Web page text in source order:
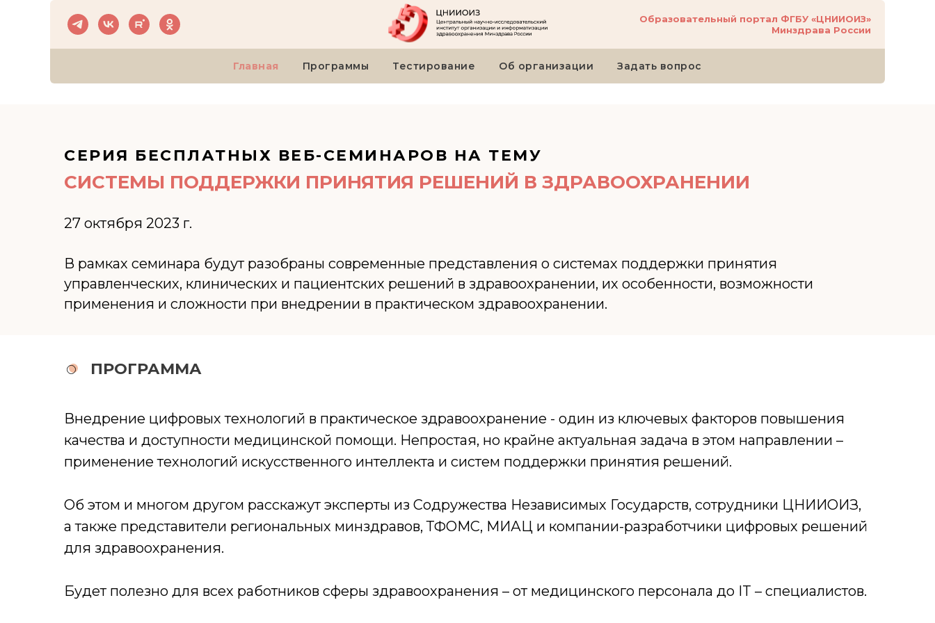
Образовательный портал ФГБУ «ЦНИИОИЗ»
Минздрава России
Главная Программы Тестирование Об организации Задать вопрос
СЕРИЯ БЕСПЛАТНЫХ ВЕБ-СЕМИНАРОВ НА ТЕМУ
СИСТЕМЫ ПОДДЕРЖКИ ПРИНЯТИЯ РЕШЕНИЙ В ЗДРАВООХРАНЕНИИ
27 октября 2023 г.
В рамках семинара будут разобраны современные представления о системах поддержки принятия
управленческих, клинических и пациентских решений в здравоохранении, их особенности, возможности
применения и сложности при внедрении в практическом здравоохранении.
ПРОГРАММА
Внедрение цифровых технологий в практическое здравоохранение - один из ключевых факторов повышения
качества и доступности медицинской помощи. Непростая, но крайне актуальная задача в этом направлении –
применение технологий искусственного интеллекта и систем поддержки принятия решений.
Об этом и многом другом расскажут эксперты из Содружества Независимых Государств, сотрудники ЦНИИОИЗ,
а также представители региональных минздравов, ТФОМС, МИАЦ и компании-разработчики цифровых решений
для здравоохранения.
Будет полезно для всех работников сферы здравоохранения – от медицинского персонала до IT – специалистов.